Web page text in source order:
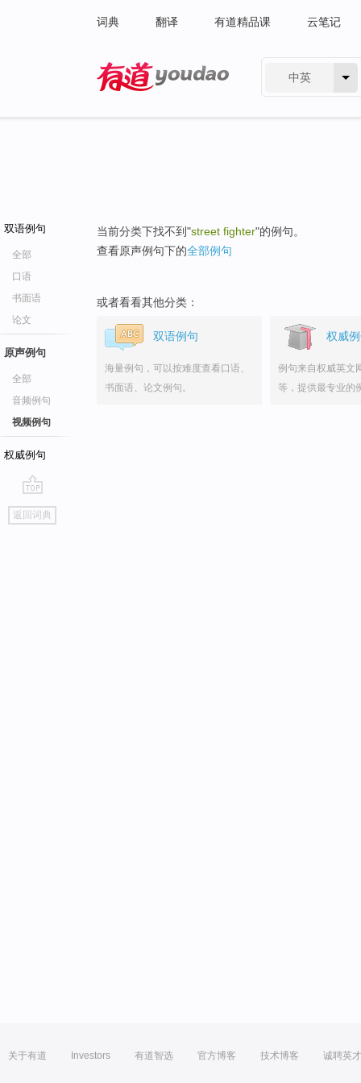
词典 翻译 有道精品课 云笔记
中英
双语例句
全部
口语
书面语
论文
原声例句
全部
音频例句
视频例句
权威例句
go
top
返回词典
当前分类下找不到"street fighter"的例句。
查看原声例句下的全部例句
或者看看其他分类：
双语例句
海量例句，可以按难度查看口语、
书面语、论文例句。
权威
例句来自权威英文
等，提供最专业的
关于有道 Investors 有道智选 官方博客 技术博客 诚聘英才